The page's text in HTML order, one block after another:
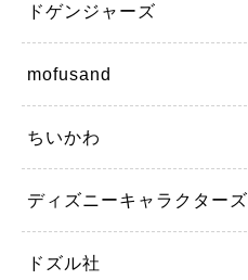
ドゲンジャーズ
mofusand
ちいかわ
ディズニーキャラクターズ
ドズル社